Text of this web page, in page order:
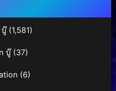
(1,581)
บู๊(37)
(6)